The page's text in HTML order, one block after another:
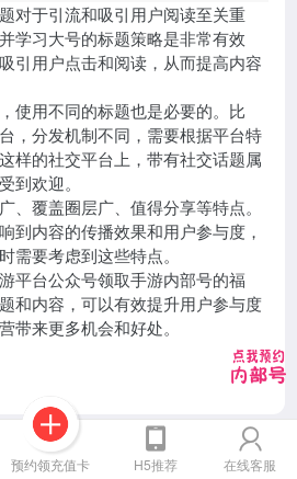
预约领充值卡 H5推荐 在线客服
对于引流和吸引用户阅读至关重
学习大号的标题策略是非常有效
引用户点击和阅读，从而提高内容
使用不同的标题也是必要的。比
，分发机制不同，需要根据平台特
样的社交平台上，带有社交话题属
到欢迎。
、覆盖圈层广、值得分享等特点。
到内容的传播效果和用户参与度，
需要考虑到这些特点。
平台公众号领取手游内部号的福
和内容，可以有效提升用户参与度
带来更多机会和好处。